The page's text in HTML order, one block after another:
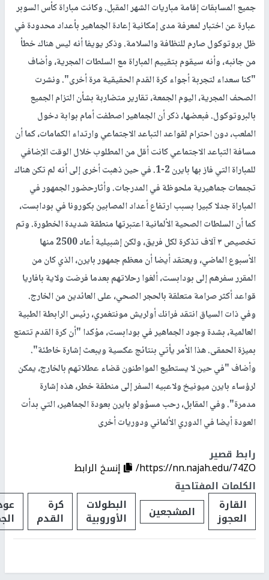
جميع المسابقات إقامة مباريات الشهر المقبل. وكانت مباراة كأس السوبر
عبارة عن اختبار لمعرفة مدى إمكانية إعادة الجماهير بأعداد محدودة في
ظل بروتوكول صارم للنظافة والسلامة. وذكر يويفا أنه ليس هناك خطأ
من جانبه، وأنه سيقوم بتقييم المباراة مع السلطات المجرية، وأضاف
"كنا سعداء لتجربة أجواء كرة القدم الحقيقية مرة أخرى". ونشرت
الصحف المجرية، اليوم الجمعة، تقارير متضاربة بشأن التزام الجميع
بالبروتوكول. فبعضها، ذكر أن الجماهير اصطفت أمام بوابة دخول
الملعب، دون احترام لقواعد التباعد الاجتماعي وارتداء الكمامات، كما أن
مسافة التباعد الاجتماعي كانت أقل من المطلوب خلال الوقت الإضافي
للمباراة التي فاز بها بايرن 2-1. في حين ذهبت أخرى إلى أنه لم تكن هناك
تجمعات جماهيرية ملحوظة في المدرجات. وأثارحضور الجمهور في
المباراة جدلا كبيرا بسبب ارتفاع أعداد المصابين بكورونا في بودابست،
كما أن السلطات الصحية الألمانية اعتبرتها منطقة شديدة الخطورة. وتم
تخصيص ٣ آلاف تذكرة لكل فريق، ولكن إشبيلية أعاد 2500 منها
الأسبوع الماضي، ويعتقد أيضا أن معظم جمهور بايرن، الذي كان من
المقرر سفرهم إلى بودابست، ألغوا رحلاتهم بعدما فرضت ولاية بافاريا
قواعد أكثر صرامة متعلقة بالحجر الصحي، على العائدين من الخارج.
وفي ذات السياق انتقد فرانك أولريش مونتغمري، رئيس الرابطة الطبية
العالمية، بشدة وجود الجماهير في بودابست، مؤكدا "أن كرة القدم تتمتع
بميزة الحمقى. هذا الأمر يأتي بنتائج عكسية ويبعث إشارة خاطئة".
وأضاف "في حين لا يستطيع المواطنون قضاء عطلاتهم بالخارج، يمكن
لرؤساء بايرن ميونيخ ولاعبيه السفر إلى منطقة خطر، هذه إشارة
مدمرة". وفي المقابل، رحب مسؤولو بايرن بعودة الجماهير، التي بدأت
العودة أيضا في الدوري الألماني ودوريات أخرى
رابط قصير
https://nn.najah.edu/74ZO/
إنسخ الرابط
الكلمات المفتاحية
القارة
العجوز المشجعين البطولات
الأوروبية
كرة
القدم